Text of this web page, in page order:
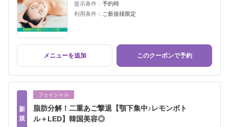
提示条件： 予約時
利用条件： ご新規様限定
メニューを追加 このクーポンで予約
新
規
フェイシャル
脂肪分解！二重あご撃退【顎下集中♪レモンボト
ル＋LED】韓国美容◎